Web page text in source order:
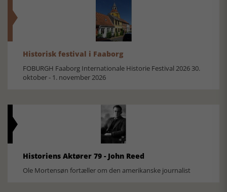
Historisk festival i Faaborg
FOBURGH Faaborg Internationale Historie Festival 2026 30.
oktober - 1. november 2026
Historiens Aktører 79 - John Reed
Ole Mortensøn fortæller om den amerikanske journalist